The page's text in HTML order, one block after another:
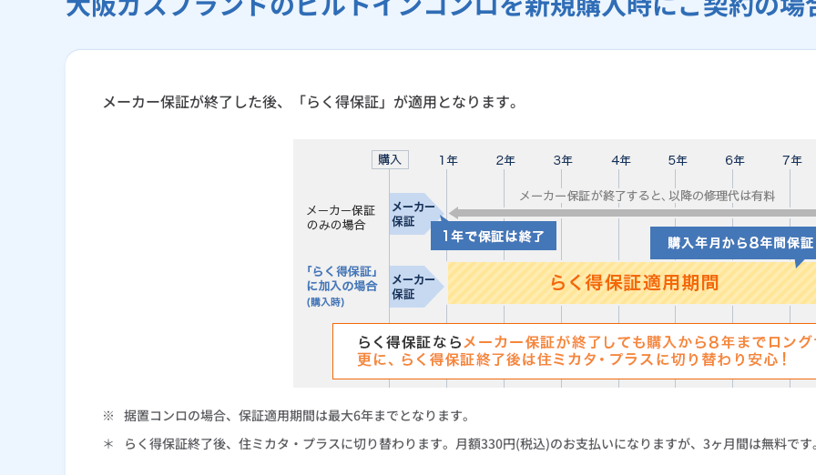
メーカー保証が終了した後、「らく得保証」が適用となります。
※ 据置コンロの場合、保証適用期間は最大6年までとなります。
＊
らく得保証終了後、住ミカタ・プラスに切り替わります。月額330円(税込)のお支払いになりますが、3ヶ月間は無料です